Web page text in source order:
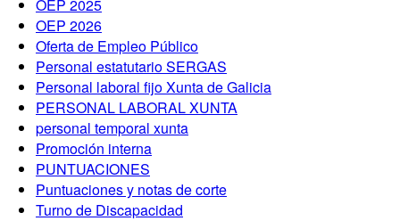
OEP 2025
OEP 2026
Oferta de Empleo Público
Personal estatutario SERGAS
Personal laboral fijo Xunta de Galicia
PERSONAL LABORAL XUNTA
personal temporal xunta
Promoción interna
PUNTUACIONES
Puntuaciones y notas de corte
Turno de Discapacidad